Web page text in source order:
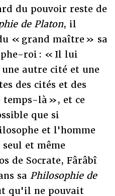
du pouvoir reste de
de Platon, il
« grand maître » sa
roi : « Il lui
autre cité et une
des cités et des
temps-là », et ce
que si
et l'homme
et même
de Socrate, Fârâbî
sa Philosophie de
qu'il ne pouvait